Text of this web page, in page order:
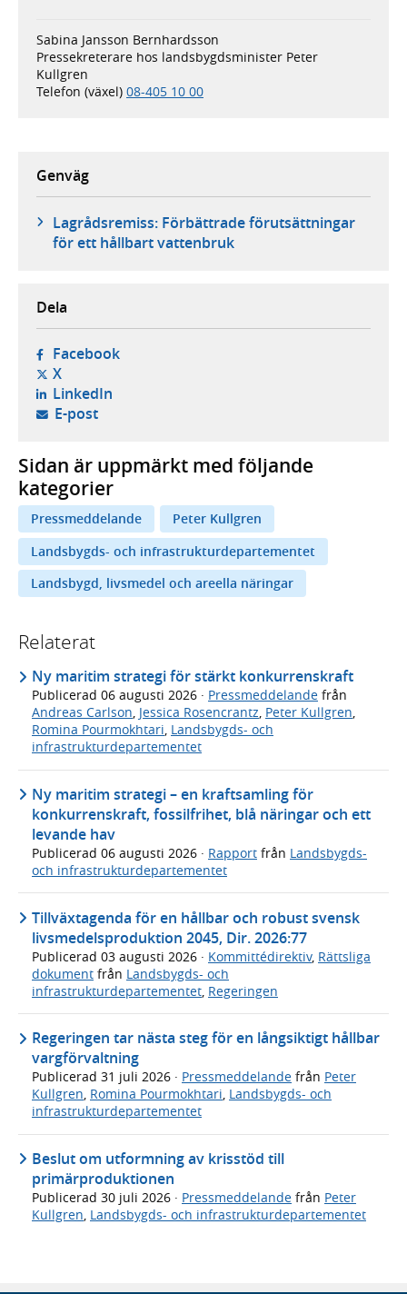
Sabina Jansson Bernhardsson
Pressekreterare hos landsbygdsminister Peter
Kullgren
Telefon (växel) 08-405 10 00
Genväg
Lagrådsremiss: Förbättrade förutsättningar
för ett hållbart vattenbruk
Dela
Facebook- öppnas i ny flik, extern webbplats,
X- öppnas i ny flik, extern webbplats,
LinkedIn- öppnas i ny flik, extern webbplats,
E-post- öppnar din e-postklient,
Sidan är uppmärkt med följande
kategorier
Pressmeddelande
Peter Kullgren
Landsbygds- och infrastrukturdepartementet
Landsbygd, livsmedel och areella näringar
Relaterat
Ny maritim strategi för stärkt konkurrenskraft
Publicerad 06 augusti 2026 · Pressmeddelande från
Andreas Carlson, Jessica Rosencrantz, Peter Kullgren,
Romina Pourmokhtari, Landsbygds- och
infrastrukturdepartementet
Ny maritim strategi – en kraftsamling för
konkurrenskraft, fossilfrihet, blå näringar och ett
levande hav
Publicerad 06 augusti 2026 · Rapport från Landsbygds-
och infrastrukturdepartementet
Tillväxtagenda för en hållbar och robust svensk
livsmedelsproduktion 2045, Dir. 2026:77
Publicerad 03 augusti 2026 · Kommittédirektiv, Rättsliga
dokument från Landsbygds- och
infrastrukturdepartementet Regeringen
Regeringen tar nästa steg för en långsiktigt hållbar
vargförvaltning
Publicerad 31 juli 2026 · Pressmeddelande från Peter
Kullgren, Romina Pourmokhtari, Landsbygds- och
infrastrukturdepartementet
Beslut om utformning av krisstöd till
primärproduktionen
Publicerad 30 juli 2026 · Pressmeddelande från Peter
Kullgren, Landsbygds- och infrastrukturdepartementet